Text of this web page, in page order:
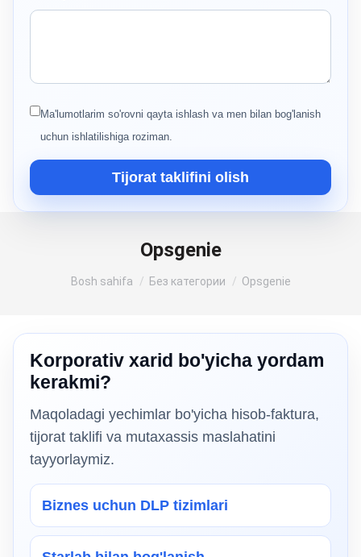
Opsgenie
Siz shu yerdasiz:
Bosh sahifa Без категории Opsgenie
Ma'lumotlarim so'rovni qayta ishlash va men bilan bog'lanish
uchun ishlatilishiga roziman.
Tijorat taklifini olish
Korporativ xarid bo'yicha yordam
kerakmi?
Maqoladagi yechimlar bo'yicha hisob-faktura,
tijorat taklifi va mutaxassis maslahatini
tayyorlaymiz.
Biznes uchun DLP tizimlari